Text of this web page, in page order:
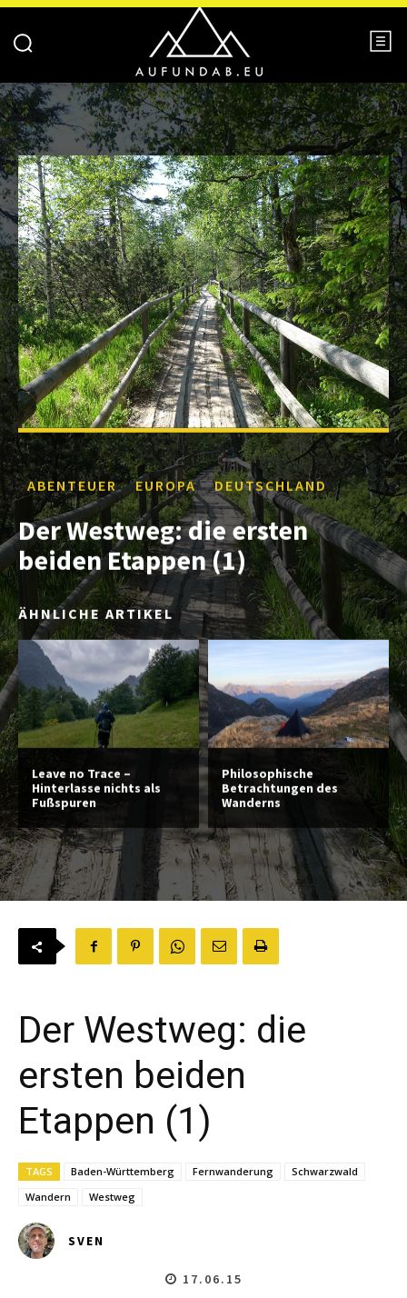
ABENTEUER EUROPA DEUTSCHLAND
Der Westweg: die ersten
beiden Etappen (1)
ÄHNLICHE ARTIKEL
Leave no Trace –
Hinterlasse nichts als
Fußspuren
Philosophische
Betrachtungen des
Wanderns
Der Westweg: die
ersten beiden
Etappen (1)
TAGS Baden-Württemberg Fernwanderung
Schwarzwald
Wandern
Westweg
SVEN
17.06.15